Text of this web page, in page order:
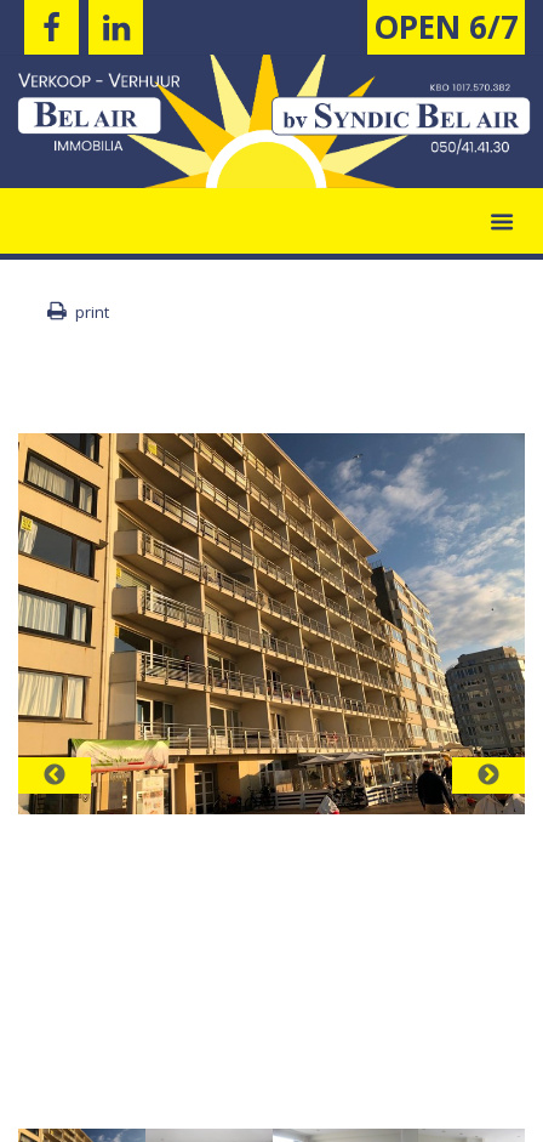
OPEN 6/7
print